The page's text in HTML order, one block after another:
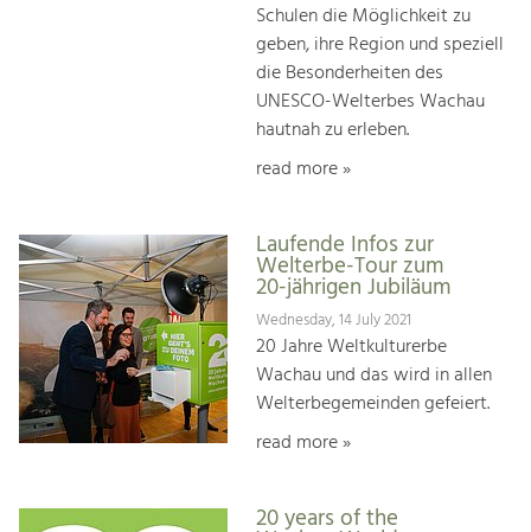
Schulen die Möglichkeit zu
geben, ihre Region und speziell
die Besonderheiten des
UNESCO-Welterbes Wachau
hautnah zu erleben.
read more »
Laufende Infos zur
Welterbe-Tour zum
20-jährigen Jubiläum
Wednesday, 14 July 2021
20 Jahre Weltkulturerbe
Wachau und das wird in allen
Welterbegemeinden gefeiert.
read more »
20 years of the